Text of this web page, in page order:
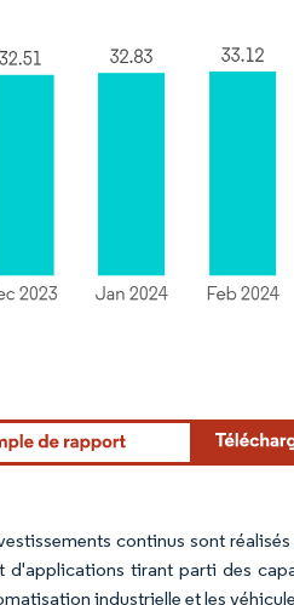
continus sont
d'applications tirant parti des
industrielle et les